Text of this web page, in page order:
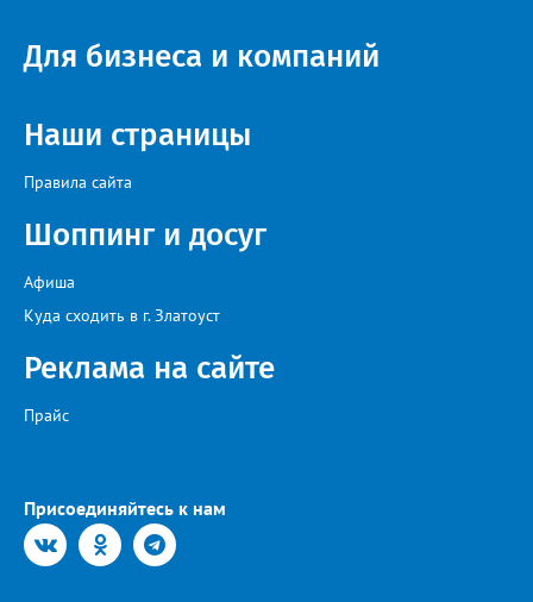
Для бизнеса и компаний
Наши страницы
Правила сайта
Шоппинг и досуг
Афиша
Куда сходить в г. Златоуст
Реклама на сайте
Прайс
Присоединяйтесь к нам